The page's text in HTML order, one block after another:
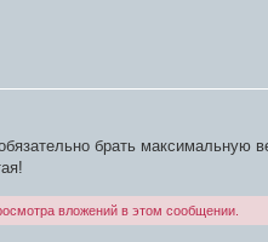
брать максимальную
вложений в этом сообщении.